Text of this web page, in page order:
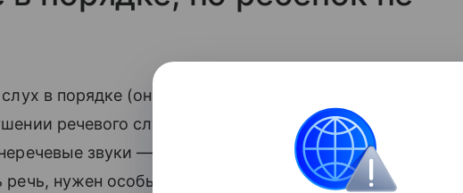
в порядке (он слышит звуки), но при этом не говорит,
речевого слуха. Дело в том, что простой слух
звуки — шум, звон, скрип. А для того чтобы
нужен особый, речевой слух — способность